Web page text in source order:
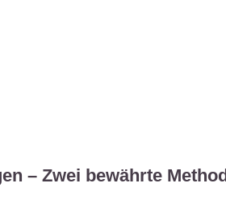
– Zwei bewährte